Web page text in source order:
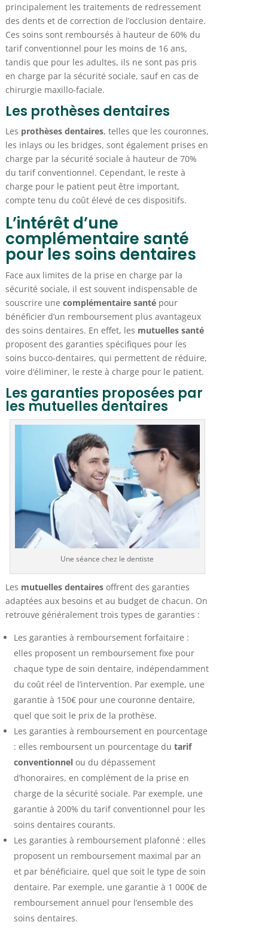
principalement les traitements de redressement
des dents et de correction de l’occlusion dentaire.
Ces soins sont remboursés à hauteur de 60% du
tarif conventionnel pour les moins de 16 ans,
tandis que pour les adultes, ils ne sont pas pris
en charge par la sécurité sociale, sauf en cas de
chirurgie maxillo-faciale.
Les prothèses dentaires
Les prothèses dentaires, telles que les couronnes,
les inlays ou les bridges, sont également prises en
charge par la sécurité sociale à hauteur de 70%
du tarif conventionnel. Cependant, le reste à
charge pour le patient peut être important,
compte tenu du coût élevé de ces dispositifs.
L’intérêt d’une
complémentaire santé
pour les soins dentaires
Face aux limites de la prise en charge par la
sécurité sociale, il est souvent indispensable de
souscrire une complémentaire santépour
bénéficier d’un remboursement plus avantageux
des soins dentaires. En effet, les mutuelles santé
proposent des garanties spécifiques pour les
soins bucco-dentaires, qui permettent de réduire,
voire d’éliminer, le reste à charge pour le patient.
Les garanties proposées par
les mutuelles dentaires
Une séance chez le dentiste
Les mutuelles dentairesoffrent des garanties
adaptées aux besoins et au budget de chacun. On
retrouve généralement trois types de garanties :
Les garanties à remboursement forfaitaire :
elles proposent un remboursement fixe pour
chaque type de soin dentaire, indépendamment
du coût réel de l’intervention. Par exemple, une
garantie à 150€ pour une couronne dentaire,
quel que soit le prix de la prothèse.
Les garanties à remboursement en pourcentage
: elles remboursent un pourcentage du tarif
conventionnelou du dépassement
d’honoraires, en complément de la prise en
charge de la sécurité sociale. Par exemple, une
garantie à 200% du tarif conventionnel pour les
soins dentaires courants.
Les garanties à remboursement plafonné : elles
proposent un remboursement maximal par an
et par bénéficiaire, quel que soit le type de soin
dentaire. Par exemple, une garantie à 1 000€ de
remboursement annuel pour l’ensemble des
soins dentaires.